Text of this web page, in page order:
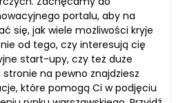
portalu, aby na
się, jak wiele możliwości kryje
od tego, czy interesują cię
start-upy, czy też duże
na pewno znajdziesz
które pomogą Ci w podjęciu